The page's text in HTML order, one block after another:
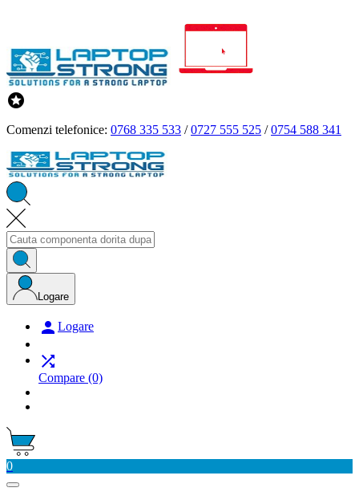

Comenzi telefonice: 0768 335 533 /0727 555 525 /0754 588 341
Logare
 Logare

Compare (0)
0